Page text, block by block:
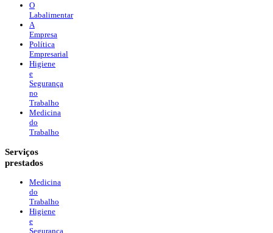
O
Labalimentar
A
Empresa
Política
Empresarial
Higiene
e
Segurança
no
Trabalho
Medicina
do
Trabalho
Serviços
prestados
Medicina
do
Trabalho
Higiene
e
Segurança